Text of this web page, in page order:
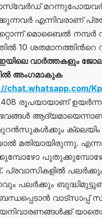
എന്നിവരാണ്
മൊ​ബൈ​ൽ ന​മ്പ​ർ
10 ശ​ത​മാ​ന​ത്തി​ന്‍റെ
വാർത്തകളും
അംഗമാകുക
chat.whatsapp.com/
രൂ​പ​യാ​യാ​ണ്
​ക്ലെ​യിം
മ​തി​യാ​യി​രു​ന്നു.
പ്ര​വാ​സി​ക​ളി​ൽ
പ​ല​ർ​ക്കും
ബ​ന്ധ​പ്പെ​ടാ​ൻ